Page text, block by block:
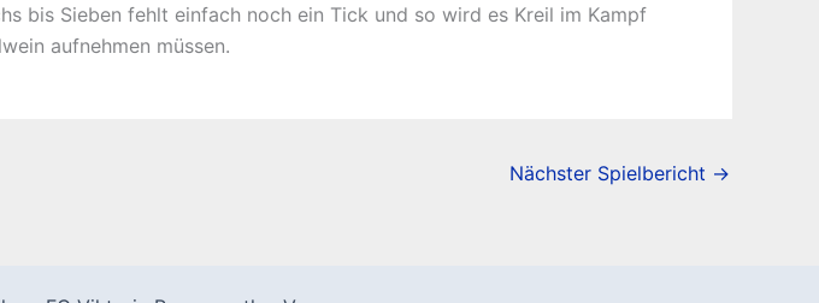
bis Sieben fehlt einfach noch ein Tick und so wird es Kreil im Kampf
aufnehmen müssen.
Nächster Spielbericht →